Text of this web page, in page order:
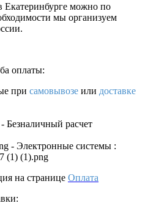
Екатеринбурге можно по
мы организуем
оплаты:
при самовывозе или доставке
- Безналичный расчет
- Электронные системы :
на странице Оплата